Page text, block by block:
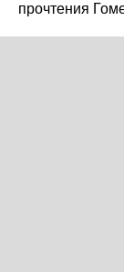
прочтения